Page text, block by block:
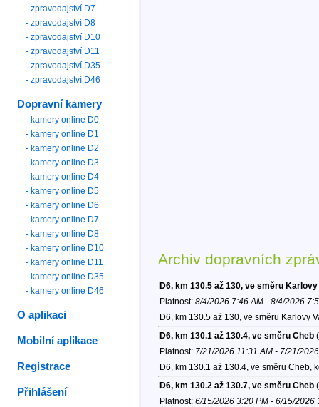
Archiv dopravních
D6, km 130.5 až 130, ve směru Karlovy
Platnost: 8/4/2026 7:46 AM - 8/4/2026
D6, km 130.5 až 130, ve směru Karlovy
D6, km 130.1 až 130.4, ve směru Cheb
Platnost: 7/21/2026 11:31 AM - 7/21/
D6, km 130.1 až 130.4, ve směru Cheb,
D6, km 130.2 až 130.7, ve směru Cheb
Platnost: 6/15/2026 3:20 PM - 6/15/2026
- zpravodajství D7
- zpravodajství D8
- zpravodajství D10
- zpravodajství D11
- zpravodajství D35
- zpravodajství D46
Dopravní kamery
- kamery online D0
- kamery online D1
- kamery online D2
- kamery online D3
- kamery online D4
- kamery online D5
- kamery online D6
- kamery online D7
- kamery online D8
- kamery online D10
- kamery online D11
- kamery online D35
- kamery online D46
O aplikaci
Mobilní aplikace
Registrace
Přihlášení